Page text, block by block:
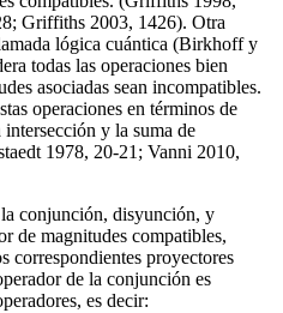
Griffiths 2003, 1426). Otra
lógica cuántica (Birkhoff y
todas las operaciones bien
asociadas sean incompatibles.
operaciones en términos de
y la suma de
1978, 20-21; Vanni 2010,
conjunción, disyunción, y
de magnitudes compatibles,
correspondientes proyectores
de la conjunción es
es decir: